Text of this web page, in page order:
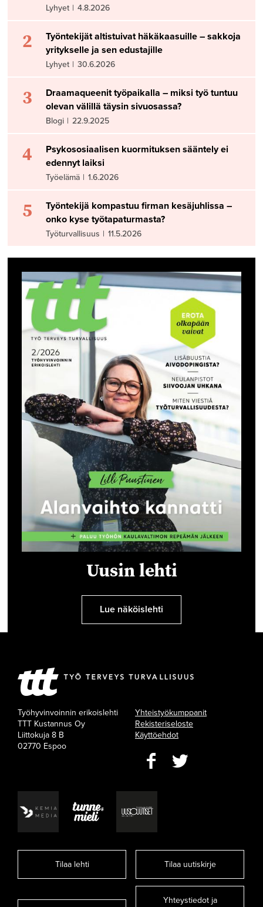
Lyhyet | 4.8.2026
2
Työntekijät altistuivat häkäkaasuille – sakkoja
yritykselle ja sen edustajille
Lyhyet | 30.6.2026
3
Draamaqueenit työpaikalla – miksi työ tuntuu
olevan välillä täysin sivuosassa?
Blogi | 22.9.2025
4
Psykososiaalisen kuormituksen sääntely ei
edennyt laiksi
Työelämä | 1.6.2026
5
Työntekijä kompastuu firman kesäjuhlissa –
onko kyse työtapaturmasta?
Työturvallisuus | 11.5.2026
Uusin lehti
Lue näköislehti
Työhyvinvoinnin erikoislehti
TTT Kustannus Oy
Liittokuja 8 B
02770 Espoo
Yhteistyökumppanit
Rekisteriseloste
Käyttöehdot
Tilaa lehti Tilaa uutiskirje
Yhteystiedot ja